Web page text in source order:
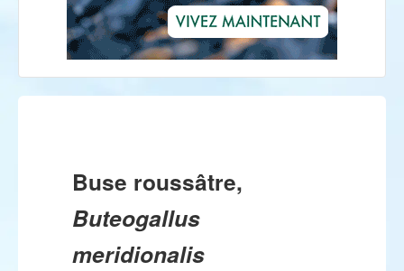
Buse roussâtre,
Buteogallus
meridionalis